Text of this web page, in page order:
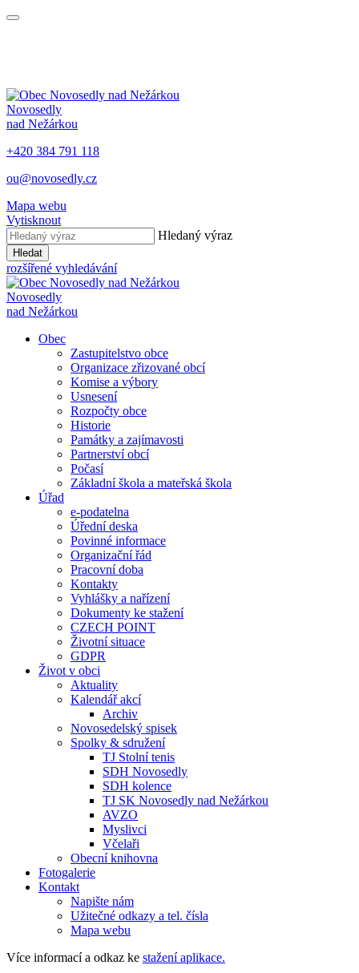
Novosedly
nad Nežárkou
+420 384 791 118
ou@novosedly.cz
Mapa webu
Vytisknout
Hledaný výraz
Hledat
rozšířené vyhledávání
Novosedly
nad Nežárkou
Obec
Zastupitelstvo obce
Organizace zřizované obcí
Komise a výbory
Usnesení
Rozpočty obce
Historie
Památky a zajímavosti
Partnerství obcí
Počasí
Základní škola a mateřská škola
Úřad
e-podatelna
Úřední deska
Povinné informace
Organizační řád
Pracovní doba
Kontakty
Vyhlášky a nařízení
Dokumenty ke stažení
CZECH POINT
Životní situace
GDPR
Život v obci
Aktuality
Kalendář akcí
Archiv
Novosedelský spisek
Spolky & sdružení
TJ Stolní tenis
SDH Novosedly
SDH kolence
TJ SK Novosedly nad Nežárkou
AVZO
Myslivci
Včelaři
Obecní knihovna
Fotogalerie
Kontakt
Napište nám
Užitečné odkazy a tel. čísla
Mapa webu
Více informací a odkaz ke stažení aplikace.